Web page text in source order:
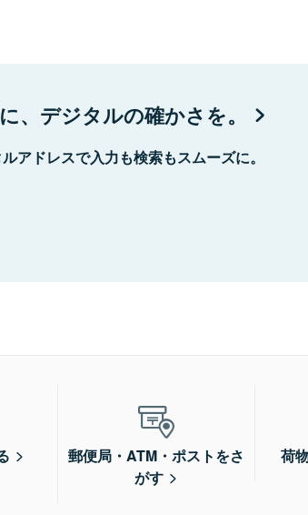
、デジタルの確かさを。
アドレスで入力も検索もスムーズに。
郵便局・ATM・ポストをさ
がす
荷